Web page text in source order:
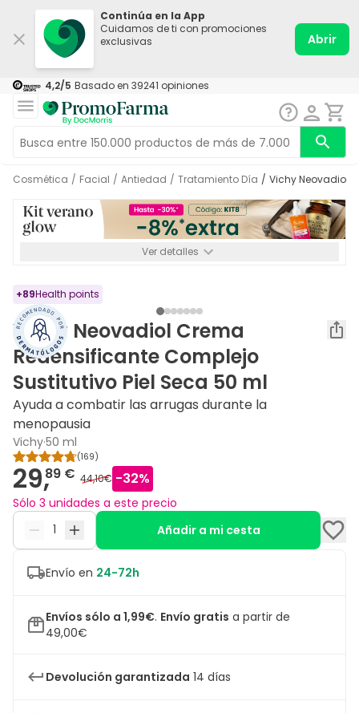
Continúa en la App
Cuidamos de ti con promociones
exclusivas
Abrir
4,2/5 Basado en 39241 opiniones
Cosmética / Facial / Antiedad / Tratamiento Día / Vichy Neovadiol
Ver detalles
+89Health points
Vichy Neovadiol Crema
Redensificante Complejo
Sustitutivo Piel Seca 50 ml
Ayuda a combatir las arrugas durante la
menopausia
Vichy·50 ml
(169)
29,89 € 44,10€ -32%
Sólo 3 unidades a este precio
Añadir a mi cesta
Envío en 24-72h
Envíos sólo a 1,99€. Envío gratis a partir de
49,00€
Devolución garantizada 14 días